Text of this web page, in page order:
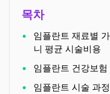
목차
임플란트 재료별
니 평균 시술비용
임플란트 건강보
임플란트 시술 과